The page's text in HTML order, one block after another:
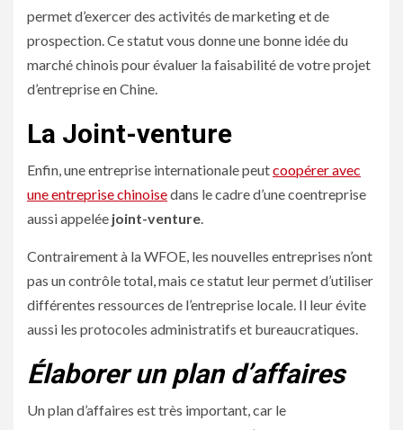
permet d’exercer des activités de marketing et de
prospection. Ce statut vous donne une bonne idée du
marché chinois pour évaluer la faisabilité de votre projet
d’entreprise en Chine.
La Joint-venture
Enfin, une entreprise internationale peutcoopérer avec
une entreprise chinoisedans le cadre d’une coentreprise
aussi appelée joint-venture.
Contrairement à la WFOE, les nouvelles entreprises n’ont
pas un contrôle total, mais ce statut leur permet d’utiliser
différentes ressources de l’entreprise locale. Il leur évite
aussi les protocoles administratifs et bureaucratiques.
Élaborer un plan d’affaires
Un plan d’affaires est très important, car le